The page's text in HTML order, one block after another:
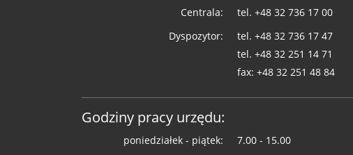
Centrala: tel. +48 32 736 17 00
Dyspozytor:
tel. +48 32 736 17 47
tel. +48 32 251 14 71
fax: +48 32 251 48 84
Godziny pracy urzędu:
poniedziałek - piątek: 7.00 - 15.00